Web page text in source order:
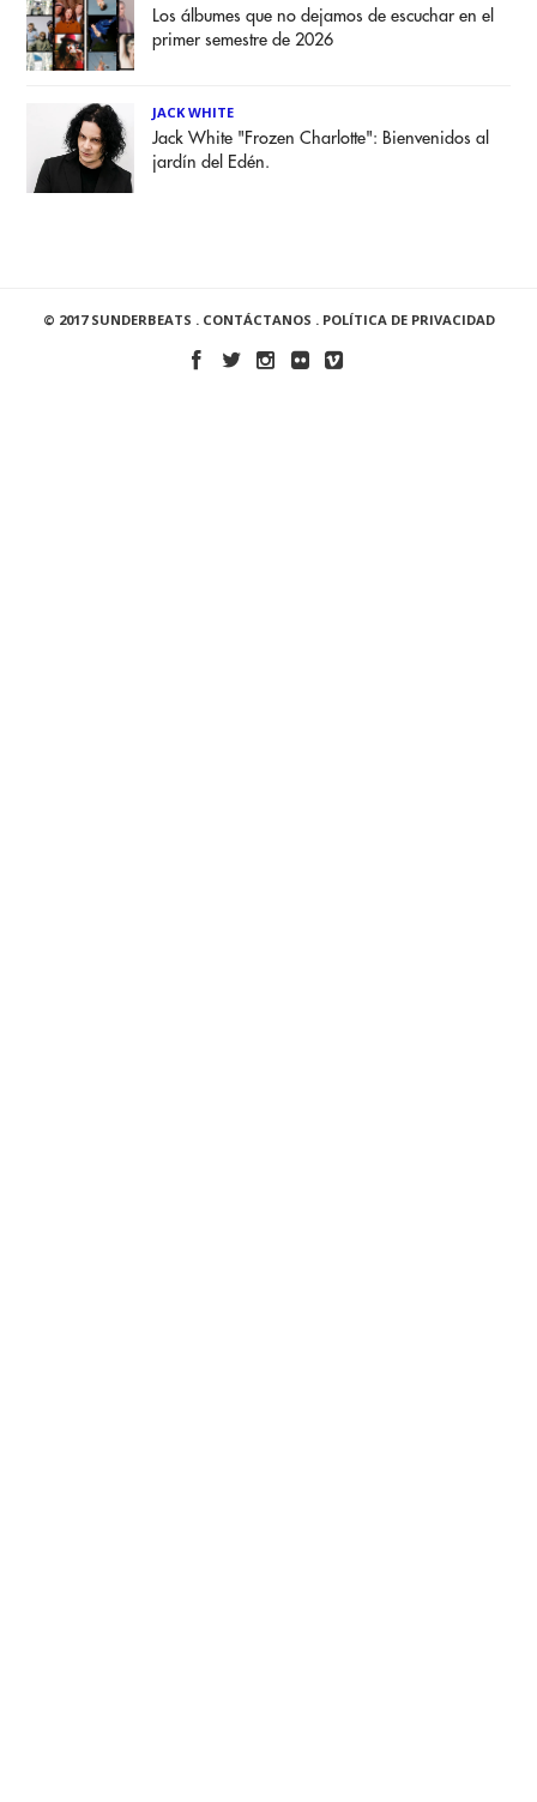
Los álbumes que no dejamos de escuchar en el
primer semestre de 2026
JACK WHITE
Jack White "Frozen Charlotte": Bienvenidos al
jardín del Edén.
© 2017 SUNDERBEATS . CONTÁCTANOS . POLÍTICA DE PRIVACIDAD